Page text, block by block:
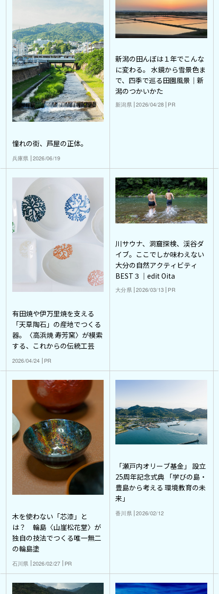
憧れの街、芦屋の正体。
兵庫県 2026/06/19
新潟の田んぼは１年でこんな
に変わる。 水鏡から雪景色ま
で、四季で巡る田園風景｜新
潟のつかいかた
新潟県 2026/04/28 PR
有田焼や伊万里焼を支える
「天草陶石」の産地でつくる
器。〈高浜焼 寿芳窯〉が模索
する、これからの伝統工芸
2026/04/24 PR
川サウナ、洞窟探検、渓谷ダ
イブ。ここでしか味わえない
大分の自然アクティビティ
BEST３｜edit Oita
大分県 2026/03/13 PR
木を使わない「芯漆」と
は？ 輪島〈山崖松花堂〉が
独自の技法でつくる唯一無二
の輪島塗
石川県 2026/02/27 PR
「瀬戸内オリーブ基金」 設立
25周年記念式典 「学びの島・
豊島から考える 環境教育の未
来」
香川県 2026/02/12